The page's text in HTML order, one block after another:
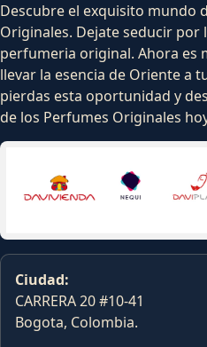
Descubre el exquisito mundo
Originales. Dejate seducir por
perfumeria original. Ahora es
llevar la esencia de Oriente a
pierdas esta oportunidad y
de los Perfumes Originales
Ciudad:
CARRERA 20 #10-41
Bogota, Colombia.